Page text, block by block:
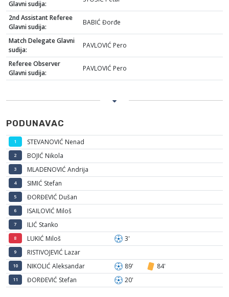
Glavni sudija:
2nd Assistant Referee
Glavni sudija:
BABIĆ Đorđe
Match Delegate Glavni
sudija:
PAVLOVIĆ Pero
Referee Observer
Glavni sudija:
PAVLOVIĆ Pero
PODUNAVAC
1 STEVANOVIĆ Nenad
2 BOJIĆ Nikola
3 MLADENOVIĆ Andrija
4 SIMIĆ Stefan
5 ĐORĐEVIĆ Dušan
6 ISAILOVIĆ Miloš
7 ILIĆ Stanko
8 LUKIĆ Miloš 3'
9 RISTIVOJEVIĆ Lazar
10 NIKOLIĆ Aleksandar 89' 84'
11 ĐORĐEVIĆ Stefan 20'